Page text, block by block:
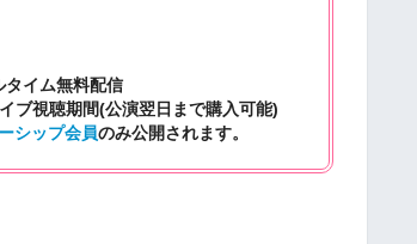
タイム無料配信
視聴期間(公演翌日まで購入可能)
シップ会員のみ公開されます。